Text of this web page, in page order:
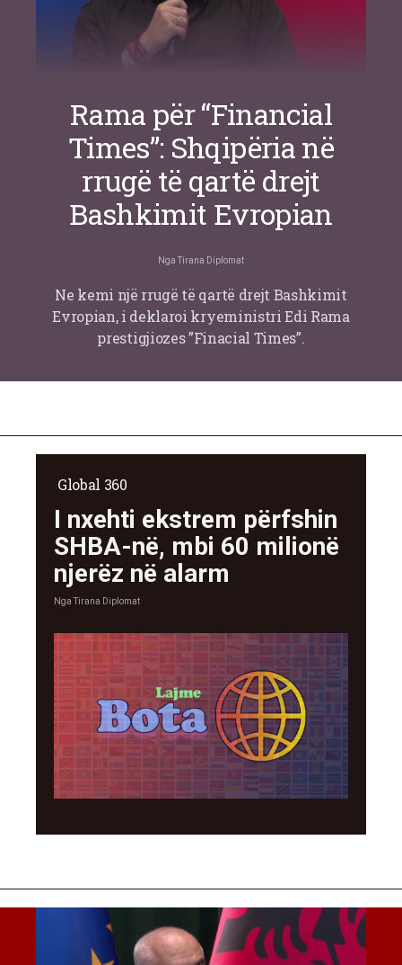
Rama për “Financial
Times”: Shqipëria në
rrugë të qartë drejt
Bashkimit Evropian
Nga Tirana Diplomat
Ne kemi një rrugë të qartë drejt Bashkimit
Evropian, i deklaroi kryeministri Edi Rama
prestigjiozes ”Finacial Times”.
Global 360
I nxehti ekstrem përfshin
SHBA-në, mbi 60 milionë
njerëz në alarm
NgaTirana Diplomat